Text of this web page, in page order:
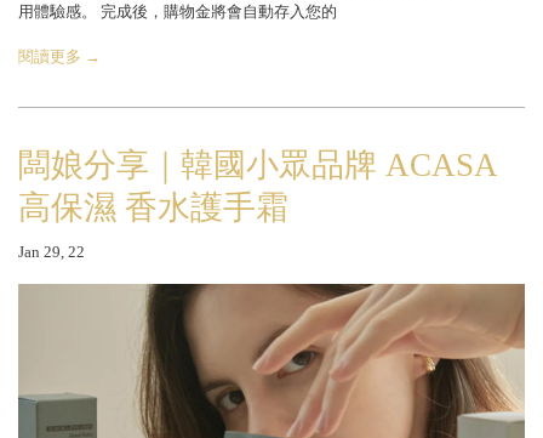
用體驗感。 完成後，購物金將會自動存入您的
閱讀更多 →
闆娘分享｜韓國小眾品牌 ACASA
高保濕 香水護手霜
Jan 29, 22